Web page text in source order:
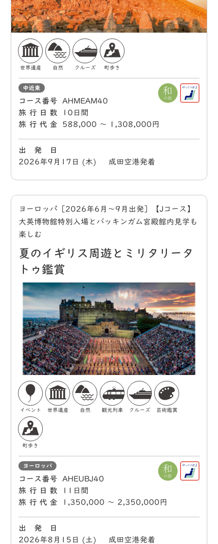
世界遺産 自然 クルーズ 町歩き
中近東
コース番号
AHMEAM40
旅行日数
10日間
旅行代金
588,000 〜 1,308,000円
出 発 日
2026年9月17日 (木) 成田空港発着
ヨーロッパ［2026年6月～9月出発］【Jコース】
大英博物館特別入場とバッキンガム宮殿館内見学も
楽しむ
夏のイギリス周遊とミリタリータ
トゥ鑑賞
イベント 世界遺産 自然 観光列車 クルーズ 芸術鑑賞
町歩き
ヨーロッパ
コース番号
AHEUBJ40
旅行日数
11日間
旅行代金
1,350,000 〜 2,350,000円
出 発 日
2026年8月15日 (土) 成田空港発着